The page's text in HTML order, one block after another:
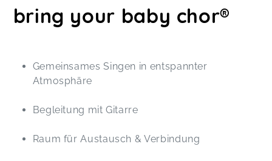
bring your baby chor®
Gemeinsames Singen in entspannter
Atmosphäre
Begleitung mit Gitarre
Raum für Austausch & Verbindung